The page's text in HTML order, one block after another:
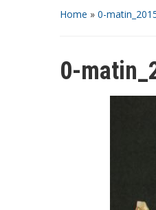
Home » 0-
0-